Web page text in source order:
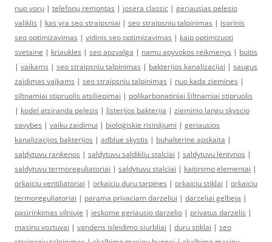
nuo vorų | telefonų remontas | josera classic | geriausias pelesio
valiklis | kas yra seo straipsniai | seo straipsniu talpinimas | isorinis
seo optimizavimas | vidinis seo optimizavimas | kaip optimizuoti
svetaine | kriaukles | seo apzvalga | namu apyvokos reikmenys | buitis
| vaikams | seo straipsniu talpinimas | bakterijos kanalizacijai | saugus
zaidimas vaikams | seo straipsniu talpinimas | nuo kada ziemines |
siltnamiai stipruolis atsiliepimai | polikarbonatiniai šiltnamiai stipruolis
| kodel atsiranda pelesis | listerijos bakterija | zieminio langu skyscio
savybes | vaiku zaidimui | bioloģiskie risinājumi | geriausios
kanalizacijos bakterijos | adblue skystis | buhalterine apskaita |
saldytuvu rankenos | saldytuvu saldikliu stalciai | saldytuvu lentynos |
saldytuvu termoreguliatoriai | saldytuvu stalciai | kaitinimo elementai |
orkaiciu ventiliatoriai | orkaiciu duru tarpines | orkaiciu stiklai | orkaiciu
termoreguliatoriai | parama privaciam darzeliui | darzeliai gelbeja |
pasirinkimas vilniuje | ieskome geriausio darzelio | privatus darzelis |
masinu voztuvai | vandens isleidimo siurbliai | duru stiklai | seo